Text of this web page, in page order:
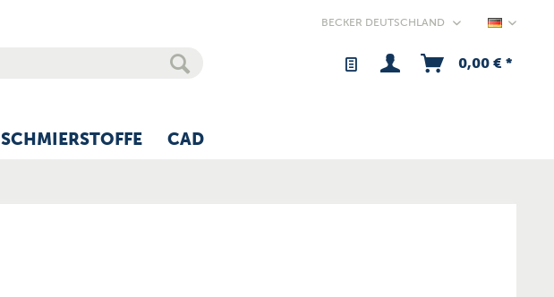
0,00 € *
SCHMIERSTOFFE CAD